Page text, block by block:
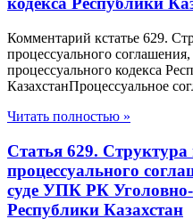
Комментарий кстатье 629.
процессуального
процессуального кодекса
КазахстанПроцессуальное
Читать полностью »
Статья 629. Структура
процессуального
суде УПК РК
Республики Казахстан